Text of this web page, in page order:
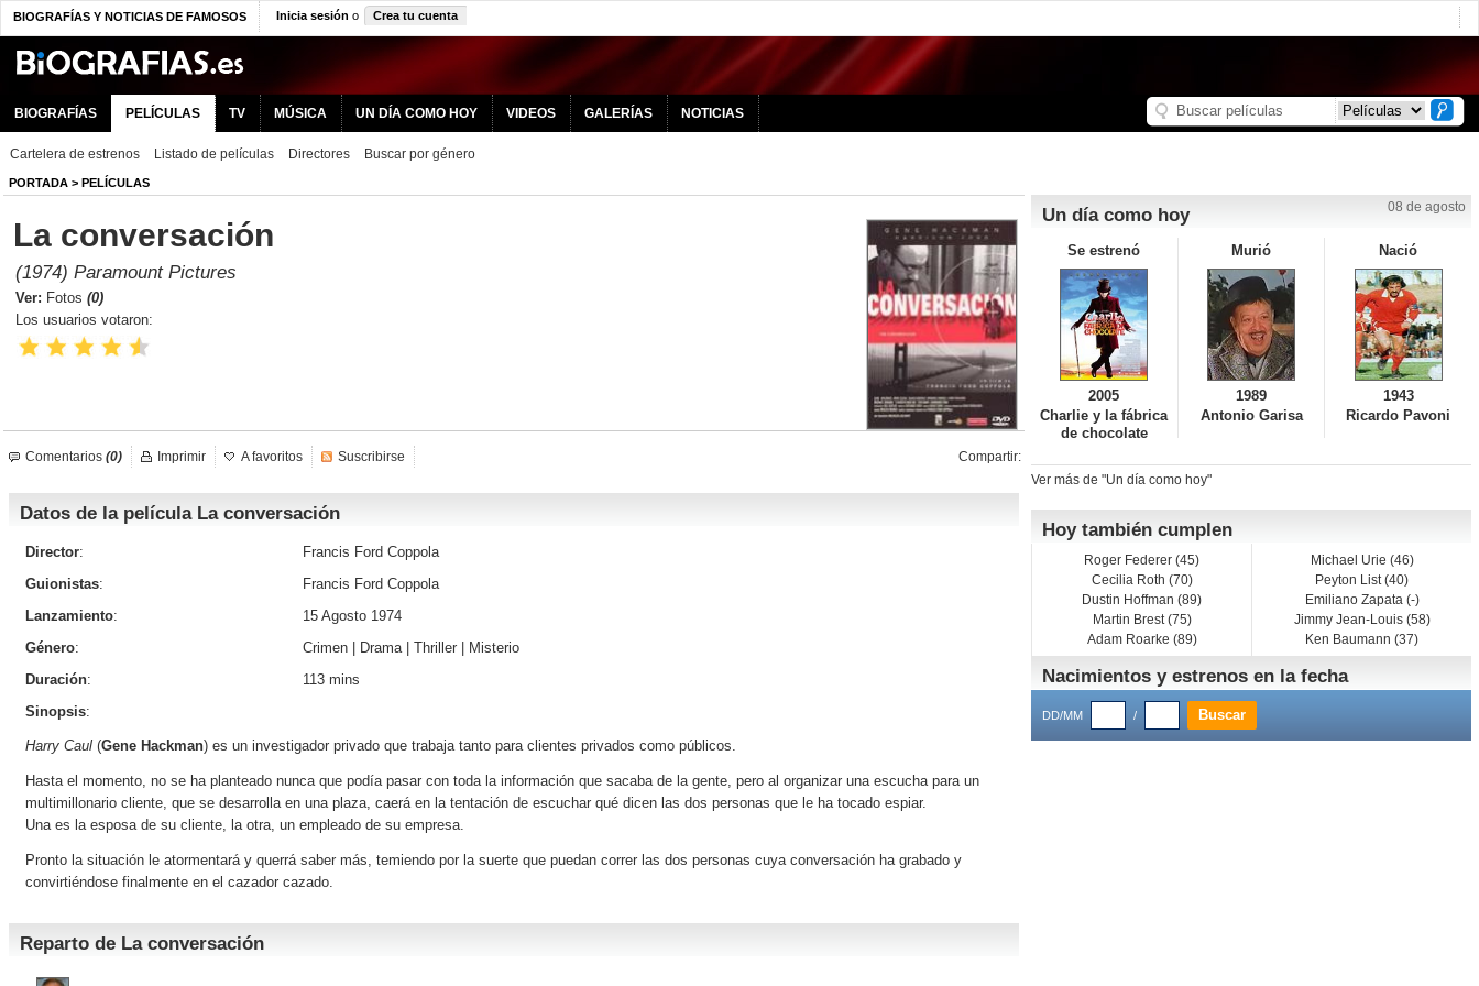
BIOGRAFÍAS Y NOTICIAS DE FAMOSOS Inicia sesión o Crea tu cuenta
BIOGRAFÍAS PELÍCULAS TV MÚSICA UN DÍA COMO HOY VIDEOS GALERÍAS NOTICIAS
Cartelera de estrenos Listado de películas Directores Buscar por género
PORTADA > PELÍCULAS
La conversación
(1974) Paramount Pictures
Ver: Fotos (0)
Los usuarios votaron:
Comentarios (0) Compartir:
Imprimir A favoritos Suscribirse
Datos de la película La conversación
Director:
Francis Ford Coppola
Guionistas:
Francis Ford Coppola
Lanzamiento:
15 Agosto 1974
Género: Crimen Drama| Thriller
Misterio
Duración:
113 mins
Sinopsis:
Harry Caul (Gene Hackman) es un investigador privado que trabaja tanto para clientes privados como públicos.
Hasta el momento, no se ha planteado nunca que podía pasar con toda la información que sacaba de la gente, pero al organizar una escucha para un
multimillonario cliente, que se desarrolla en una plaza, caerá en la tentación de escuchar qué dicen las dos personas que le ha tocado espiar.
Una es la esposa de su cliente, la otra, un empleado de su empresa.
Pronto la situación le atormentará y querrá saber más, temiendo por la suerte que puedan correr las dos personas cuya conversación ha grabado y
convirtiéndose finalmente en el cazador cazado.
Reparto de La conversación
Un día como hoy 08 de agosto
Se estrenó
2005
Charlie y la fábrica
de chocolate
Murió
1989
Antonio Garisa
Nació
1943
Ricardo Pavoni
Ver más de "Un día como hoy"
Hoy también cumplen
Roger Federer (45)
Cecilia Roth (70)
Dustin Hoffman (89)
Martin Brest (75)
Adam Roarke (89)
Michael Urie (46)
Peyton List (40)
Emiliano Zapata (-)
Jimmy Jean-Louis (58)
Ken Baumann (37)
Nacimientos y estrenos en la fecha
DD/MM /